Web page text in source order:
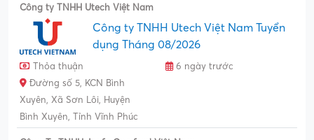
Công ty TNHH Utech Việt Nam
Công ty TNHH Utech Việt Nam Tuyển
dụng Tháng 08/2026
Thỏa thuận
6 ngày trước
Đường số 5, KCN Bình
Xuyên, Xã Sơn Lôi, Huyện
Bình Xuyên, Tỉnh Vĩnh Phúc